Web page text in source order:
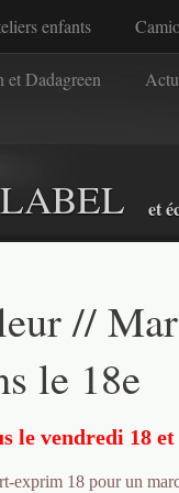
enfants
et Dadagreen
et
//
le 18e
le vendredi 18 et
exprim 18 pour un